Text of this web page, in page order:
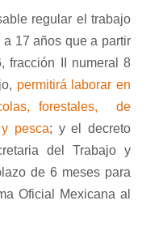
regular el trabajo
17 años que a partir
fracción II numeral 8
permitirá laborar en
forestales,
de
pesca; y el decreto
del Trabajo y
de 6 meses para
Oficial Mexicana al